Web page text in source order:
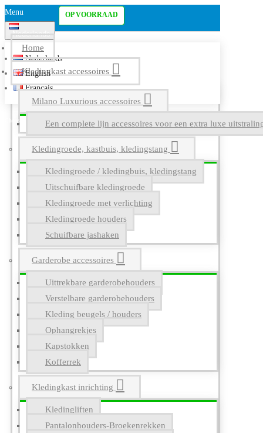
Menu
Nederlands
Nederlands
English
Français
Home
Kledingkast accessoires
Milano Luxurious accessoires
Een complete lijn accessoires voor een extra luxe
Kledingroede, kastbuis, kledingstang
Kledingroede / kledingbuis, kledingstang
Uitschuifbare kledingroede
Kledingroede met verlichting
Kledingroede houders
Schuifbare jashaken
Garderobe accessoires
Uittrekbare garderobehouders
Verstelbare garderobehouders
Kleding beugels / houders
Ophangrekjes
Kapstokken
Kofferrek
Kledingkast inrichting
Kledingliften
Pantalonhouders-Broekenrekken
OP VOORRAAD